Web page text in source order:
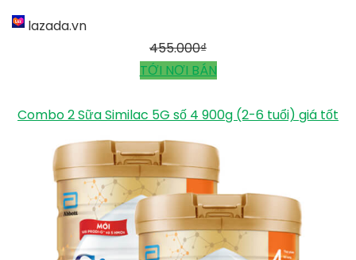
lazada.vn
455.000₫
TỚI NƠI BÁN
Combo 2 Sữa Similac 5G số 4 900g (2-6 tuổi) giá tốt